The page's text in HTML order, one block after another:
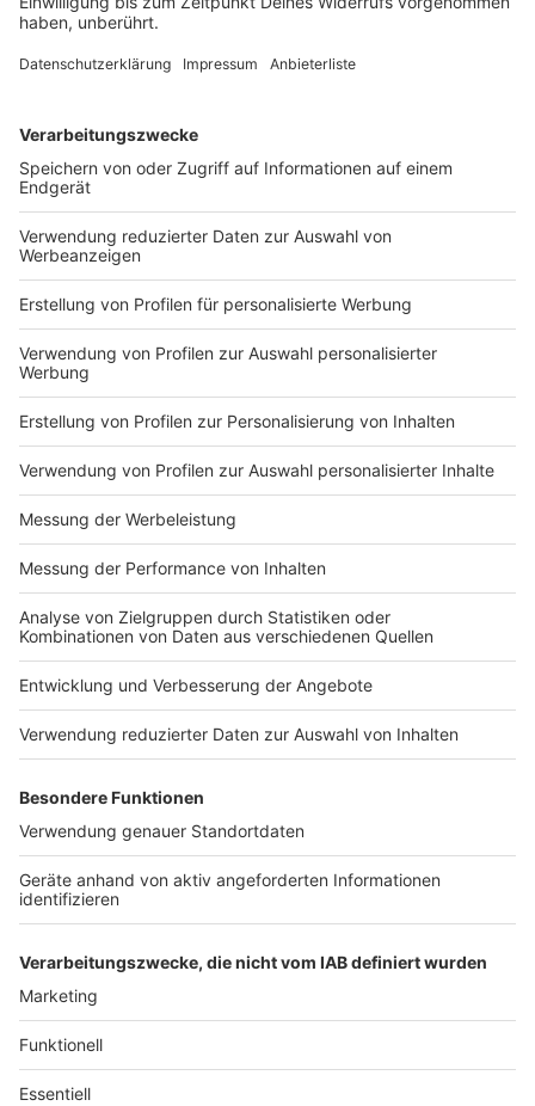
Azubi Basti
Impressum
Nutzungsbedingungen
Jobs
Presse
Werben
Archiv
ANTENNE BAYERN GROUP
Stiftung ANTENNE BAYERN
hilft
Teilnahmebedingungen
Grounding Page ANTENNE
BAYERN
Kontakt
Studio-Hotline
Verkehrs-Hotline
Datenschutz­erklärung
Newsletter